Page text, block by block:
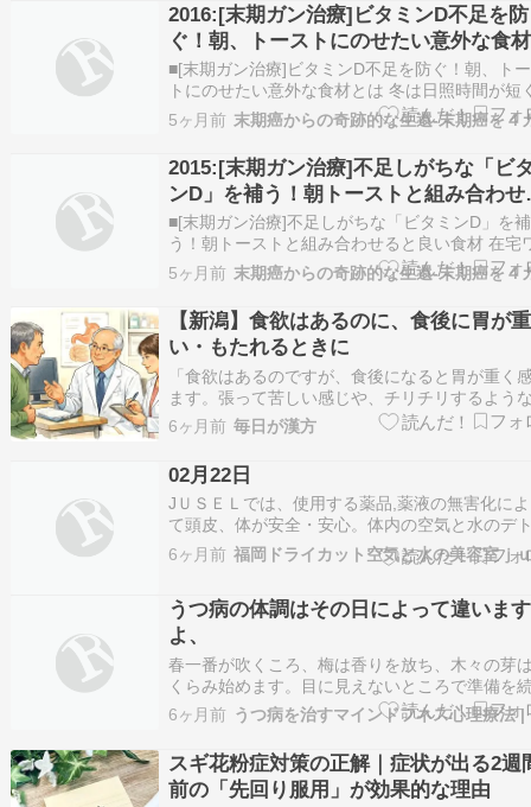
2016:[末期ガン治療]ビタミンD不足を防
ぐ！朝、トーストにのせたい意外な食
は
■[末期ガン治療]ビタミンD不足を防ぐ！朝、ト
トにのせたい意外な食材とは 冬は日照時間が短
ビタミンDが不足しやすい季節。そんな時期こ
朝食で手軽にビタミンDを補ってみませんか？実
は、いつものトーストにのせるだけで取り入れ
る意外な食材があります。ここでは、忙しい朝
5ヶ月前
2015:[末期ガン治療]不足しがちな「ビ
ンD」を補う！朝トーストと組み合わせ
と良い食材
■[末期ガン治療]不足しがちな「ビタミンD」を補
う！朝トーストと組み合わせると良い食材 在宅
クや日照時間の少ない季節は、日光を浴びる時
減り、ビタミンD不足が起こりやすくなります
タミンDは骨の健康維持だけでなく、免疫機能
分の安定に関わる重要な栄養素です（近年の研
5ヶ月前
【新潟】食欲はあるのに、食後に胃が重
い・もたれるときに
「食欲はあるのですが、食後になると胃が重く
ます。張って苦しい感じや、チリチリするよう
快感が続いています。」このようなご相談が、
終わり頃から少しずつ増えてきます。 なぜこの
に、胃が重くなりやすいのでしょうか 新潟の冬
◆寒さが長く続く◆雪や天候不順で生活リズム
乱…
6ヶ月前 毎日が漢方
02月22日
JＵＳＥＬでは、使用する薬品,薬液の無害化に
て頭皮、体が安全・安心。体内の空気と水のデ
クス施術で髪も心も体も健康体へ導きます。髪
のなやみ解消！ヘアードクタージュセルの毎日
人も自然も地球環境も良くするＥＣＯ美容室。
6ヶ月前
うつ病の体調はその日によって違います
よ、
春一番が吹くころ、梅は香りを放ち、木々の芽
くらみ始めます。目に見えないところで準備を
ていた命が、そっと表に現れてきます。私たち
た、この時期に少し立ち止まり、自分の内側を
めてみるのもよいでしょう。寒さの中で耐えて
こと、静かに積み重ねてきたこと。それらはき
と、…
6ヶ月前 う
スギ花粉症対策の正解｜症状が出る2週
前の「先回り服用」が効果的な理由